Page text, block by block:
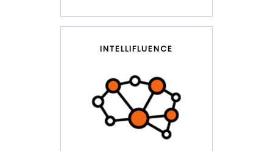
INTELLIFLUENCE